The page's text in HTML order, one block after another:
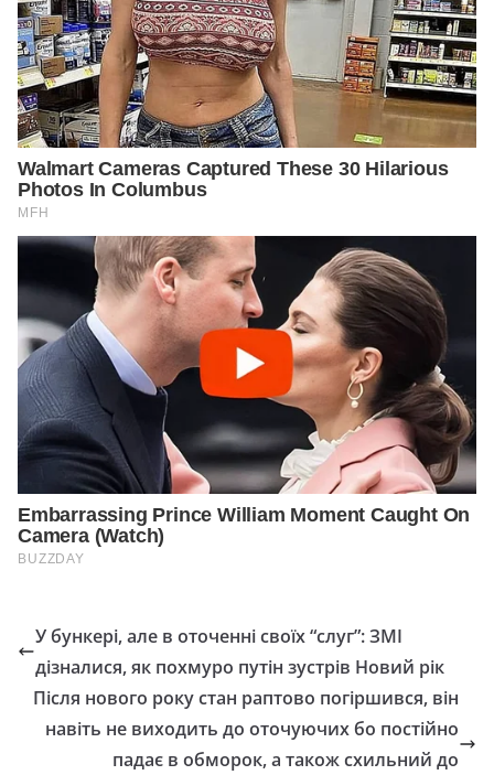
У бункері, але в оточенні своїх “слуг”: ЗМІ
дізналися, як похмуро путін зустрів Новий рік
Після нового року стан раптово погіршився, він
навіть не виходить до оточуючих бо постійно
падає в обморок, а також схильний до